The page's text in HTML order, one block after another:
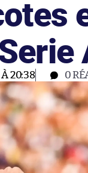
À 20:38 0